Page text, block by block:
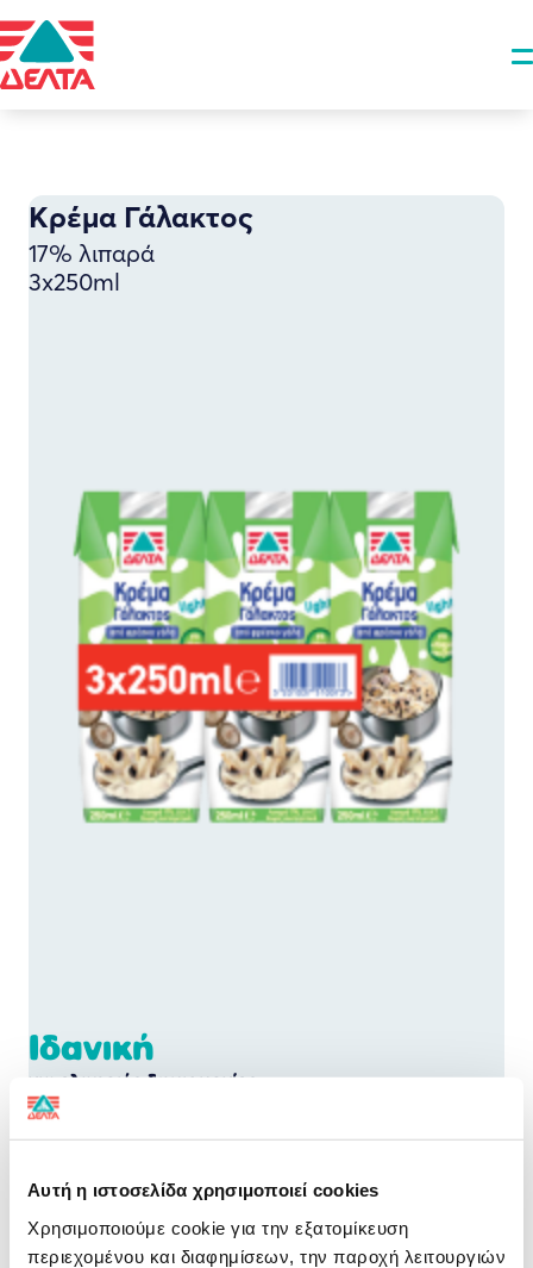
Αυτή η ιστοσελίδα χρησιμοποιεί cookies
Χρησιμοποιούμε cookie για την εξατομίκευση
περιεχομένου και διαφημίσεων, την παροχή λειτουργιών
Κρέμα Γάλακτος
17% λιπαρά
3x250ml
Ιδανική
για ελαφριές δημιουργίες
Με καπάκι
Πάει παντού!